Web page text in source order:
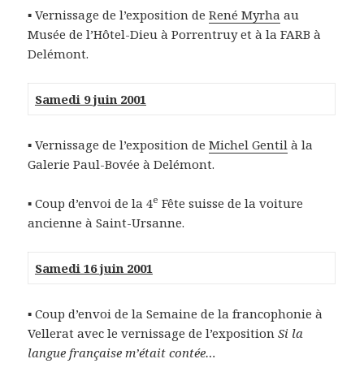
▪ Vernissage de l’exposition deRené Myrha au
Musée de l’Hôtel-Dieu à Porrentruy et à la FARB à
Delémont.
Samedi 9 juin 2001
▪ Vernissage de l’exposition deMichel Gentil à la
Galerie Paul-Bovée à Delémont.
▪ Coup d’envoi de la 4e Fête suisse de la voiture
ancienne à Saint-Ursanne.
Samedi 16 juin 2001
▪ Coup d’envoi de la Semaine de la francophonie à
Vellerat avec le vernissage de l’expositionSi la
langue française m’était contée…